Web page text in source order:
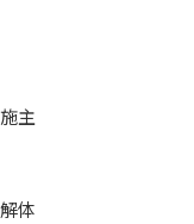
主
体